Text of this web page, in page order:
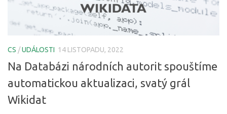
CS /UDÁLOSTI 14 LISTOPADU, 2022
Na Databázi národních autorit spouštíme
automatickou aktualizaci, svatý grál
Wikidat